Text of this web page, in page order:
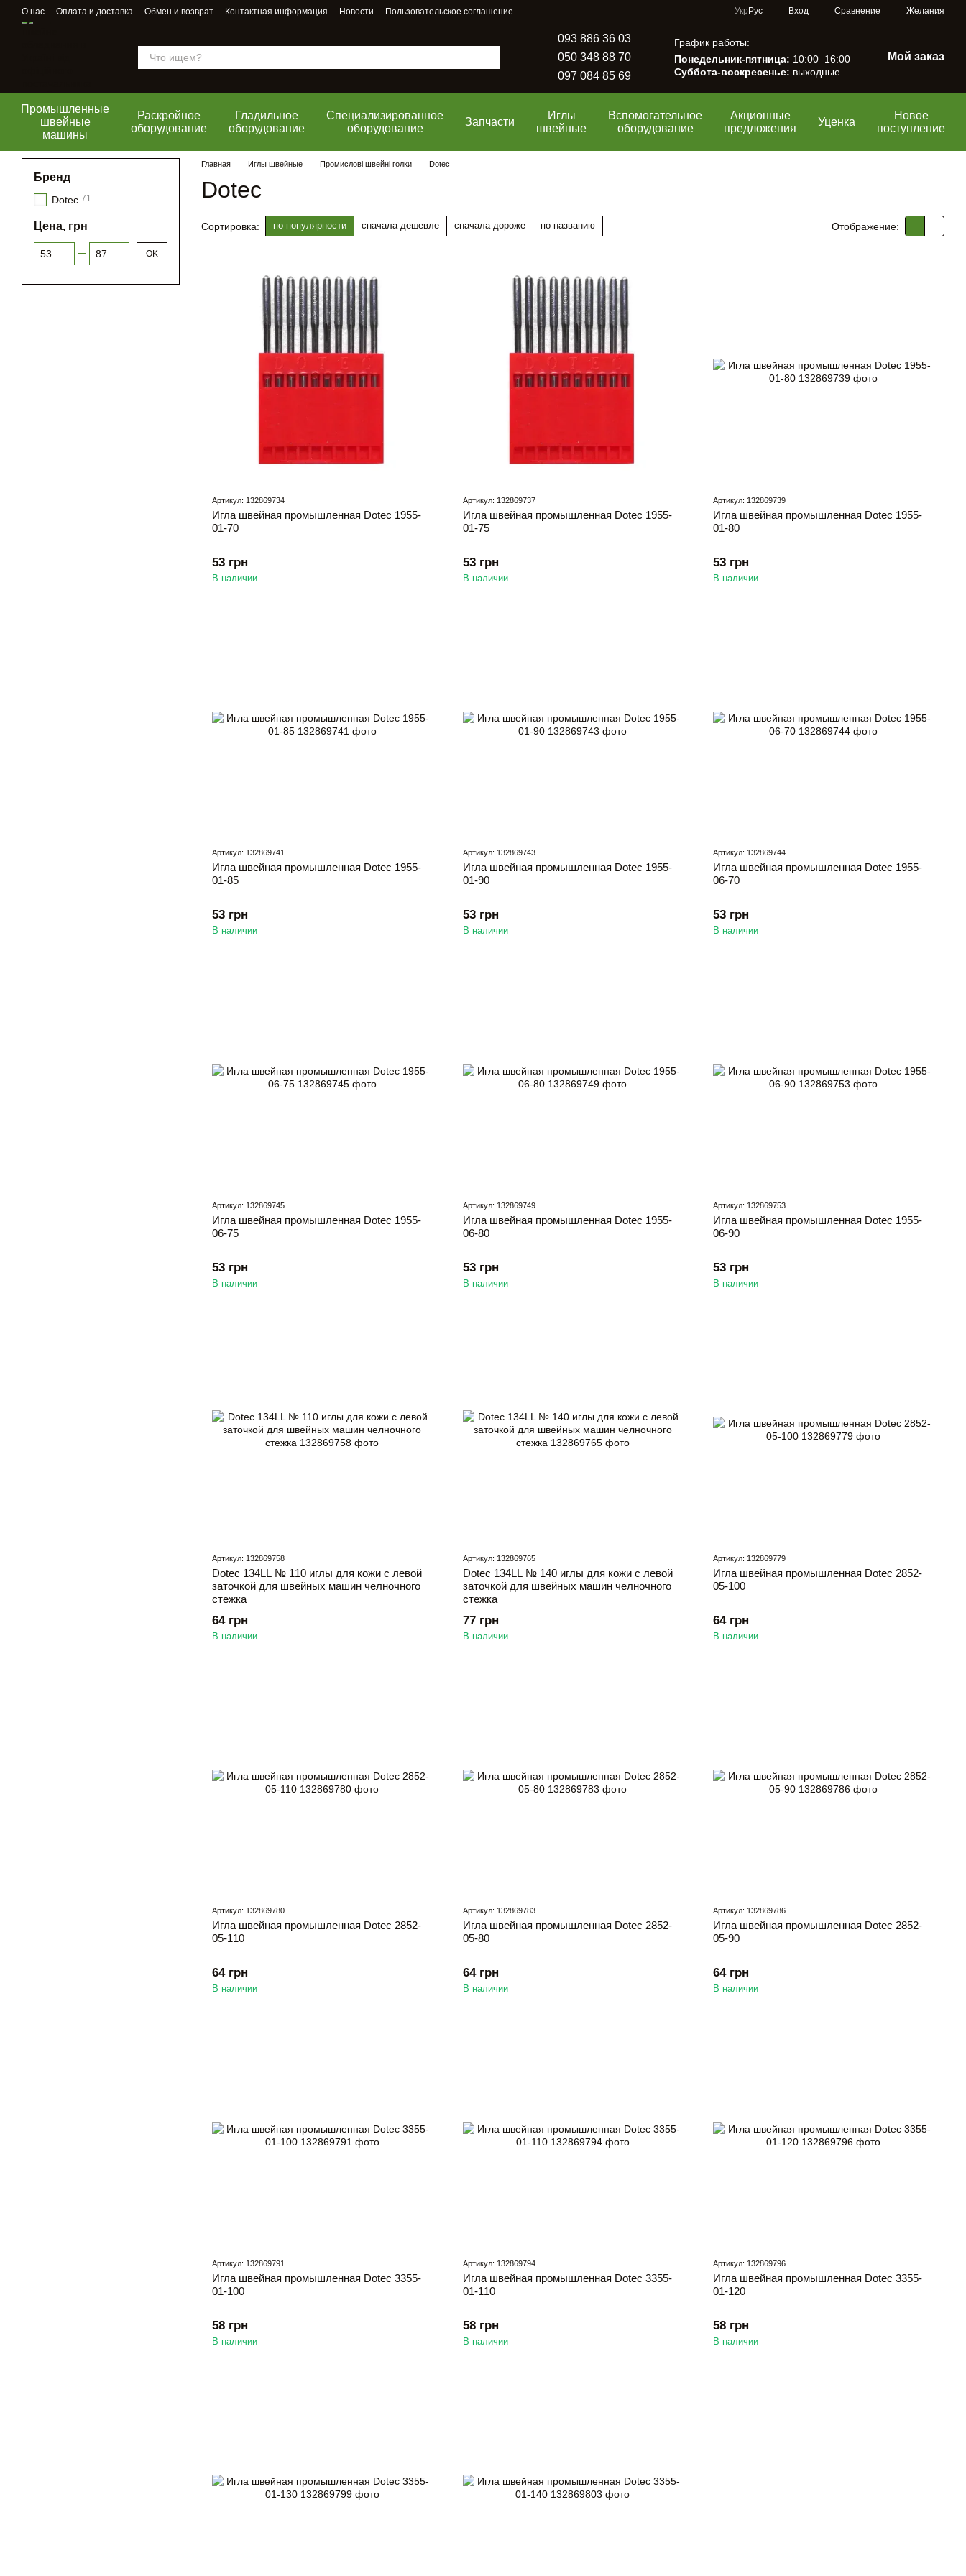
Перейти к основному контенту
О нас Оплата и доставка Обмен и возврат Контактная информация Новости Пользовательское соглашение Укр Рус Вход Сравнение Желания
093 886 36 03
050 348 88 70
097 084 85 69
График работы:
Понедельник-пятница: 10:00–16:00
Суббота-воскресенье: выходные
Мой заказ
Промышленные
швейные
машины
Раскройное
оборудование
Гладильное
оборудование
Специализированное
оборудование
Запчасти
Иглы
швейные
Вспомогательное
оборудование
Акционные
предложения
Уценка
Новое
поступление
Главная Иглы швейные Промислові швейні голки Dotec
Dotec
Сортировка: по популярности сначала дешевле сначала дороже по названию Отображение:
Артикул: 132869734
Игла швейная промышленная Dotec 1955-
01-70
53 грн
В наличии
Артикул: 132869737
Игла швейная промышленная Dotec 1955-
01-75
53 грн
В наличии
Артикул: 132869739
Игла швейная промышленная Dotec 1955-
01-80
53 грн
В наличии
Артикул: 132869741
Игла швейная промышленная Dotec 1955-
01-85
53 грн
В наличии
Артикул: 132869743
Игла швейная промышленная Dotec 1955-
01-90
53 грн
В наличии
Артикул: 132869744
Игла швейная промышленная Dotec 1955-
06-70
53 грн
В наличии
Артикул: 132869745
Игла швейная промышленная Dotec 1955-
06-75
53 грн
В наличии
Артикул: 132869749
Игла швейная промышленная Dotec 1955-
06-80
53 грн
В наличии
Артикул: 132869753
Игла швейная промышленная Dotec 1955-
06-90
53 грн
В наличии
Артикул: 132869758
Dotec 134LL № 110 иглы для кожи с левой
заточкой для швейных машин челночного
стежка
64 грн
В наличии
Артикул: 132869765
Dotec 134LL № 140 иглы для кожи с левой
заточкой для швейных машин челночного
стежка
77 грн
В наличии
Артикул: 132869779
Игла швейная промышленная Dotec 2852-
05-100
64 грн
В наличии
Артикул: 132869780
Игла швейная промышленная Dotec 2852-
05-110
64 грн
В наличии
Артикул: 132869783
Игла швейная промышленная Dotec 2852-
05-80
64 грн
В наличии
Артикул: 132869786
Игла швейная промышленная Dotec 2852-
05-90
64 грн
В наличии
Артикул: 132869791
Игла швейная промышленная Dotec 3355-
01-100
58 грн
В наличии
Артикул: 132869794
Игла швейная промышленная Dotec 3355-
01-110
58 грн
В наличии
Артикул: 132869796
Игла швейная промышленная Dotec 3355-
01-120
58 грн
В наличии
Бренд
Dotec 71
Цена, грн
От Цена, грн
До Цена, грн OK